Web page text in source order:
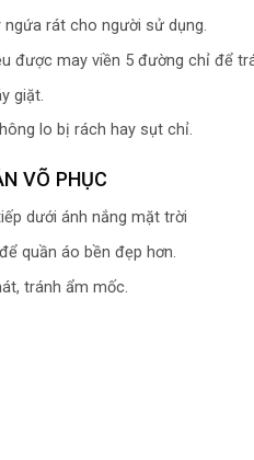
rát cho người sử dụng.
được may viền 5 đường chỉ để
giặt.
lo bị rách hay sụt chỉ.
VÕ PHỤC
dưới ánh nắng mặt trời
quần áo bền đẹp hơn.
tránh ẩm mốc.